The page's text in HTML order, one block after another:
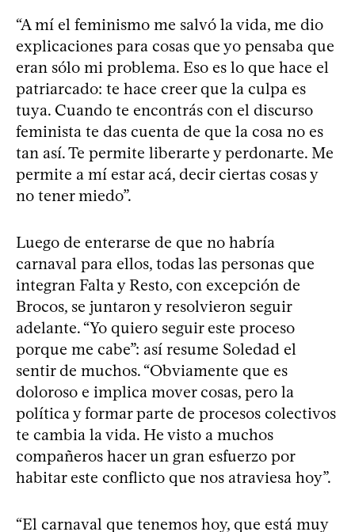
“A mí el feminismo me salvó la vida, me dio
explicaciones para cosas que yo pensaba que
eran sólo mi problema. Eso es lo que hace el
patriarcado: te hace creer que la culpa es
tuya. Cuando te encontrás con el discurso
feminista te das cuenta de que la cosa no es
tan así. Te permite liberarte y perdonarte. Me
permite a mí estar acá, decir ciertas cosas y
no tener miedo”.
Luego de enterarse de que no habría
carnaval para ellos, todas las personas que
integran Falta y Resto, con excepción de
Brocos, se juntaron y resolvieron seguir
adelante. “Yo quiero seguir este proceso
porque me cabe”: así resume Soledad el
sentir de muchos. “Obviamente que es
doloroso e implica mover cosas, pero la
política y formar parte de procesos colectivos
te cambia la vida. He visto a muchos
compañeros hacer un gran esfuerzo por
habitar este conflicto que nos atraviesa hoy”.
“El carnaval que tenemos hoy, que está muy